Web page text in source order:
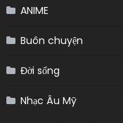
ANIME
Buôn chuyện
Đời sống
Nhạc Âu Mỹ